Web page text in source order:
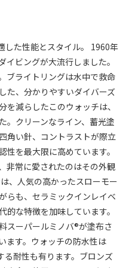
した性能とスタイル。 1960年
ビングが大流行しました。
ブライトリングは水中で救命
た、分かりやすいダイバーズ
を減らしたこのウォッチは、
。クリーンなライン、蓄光塗
角い針、コントラストが際立
を最大限に高めています。
非常に愛されたのはその外観
、人気の高かったスローモー
らも、セラミックインレイベ
な特徴を加味しています。
スーパールミノバ®が塗布さ
ます。ウォッチの防水性は
耐性も有ります。ブロンズ